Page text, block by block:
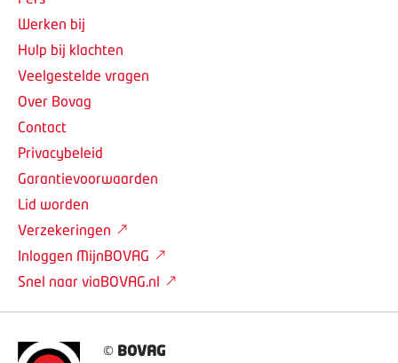
© BOVAG
Werken bij
Hulp bij klachten
Veelgestelde vragen
Over Bovag
Contact
Privacybeleid
Garantievoorwaarden
Lid worden
Verzekeringen
Inloggen MijnBOVAG
Snel naar viaBOVAG.nl